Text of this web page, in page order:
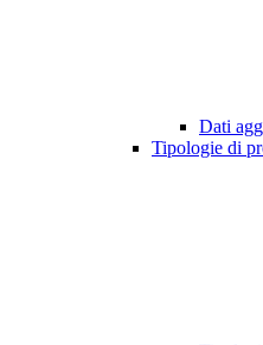
Dati
Tipologie di